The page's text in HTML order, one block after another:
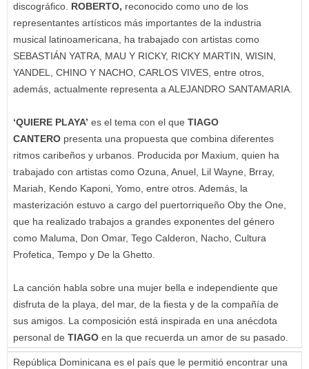
discográfico. ROBERTO, reconocido como uno de los
representantes artísticos más importantes de la industria
musical latinoamericana, ha trabajado con artistas como
SEBASTIÁN YATRA, MAU Y RICKY, RICKY MARTIN, WISIN,
YANDEL, CHINO Y NACHO, CARLOS VIVES, entre otros,
además, actualmente representa a ALEJANDRO SANTAMARIA.
‘QUIERE PLAYA’ es el tema con el que TIAGO
CANTERO presenta una propuesta que combina diferentes
ritmos caribeños y urbanos. Producida por Maxium, quien ha
trabajado con artistas como Ozuna, Anuel, Lil Wayne, Brray,
Mariah, Kendo Kaponi, Yomo, entre otros. Además, la
masterización estuvo a cargo del puertorriqueño Oby the One,
que ha realizado trabajos a grandes exponentes del género
como Maluma, Don Omar, Tego Calderon, Nacho, Cultura
Profetica, Tempo y De la Ghetto.
La canción habla sobre una mujer bella e independiente que
disfruta de la playa, del mar, de la fiesta y de la compañía de
sus amigos. La composición está inspirada en una anécdota
personal de TIAGO en la que recuerda un amor de su pasado.
República Dominicana es el país que le permitió encontrar una